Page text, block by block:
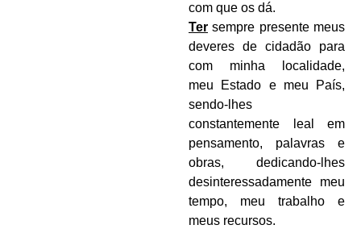
com que os dá.
Ter sempre presente meus
deveres de cidadão para
com minha localidade,
meu Estado e meu País,
sendo-lhes
constantemente leal em
pensamento, palavras e
obras, dedicando-lhes
desinteressadamente meu
tempo, meu trabalho e
meus recursos.